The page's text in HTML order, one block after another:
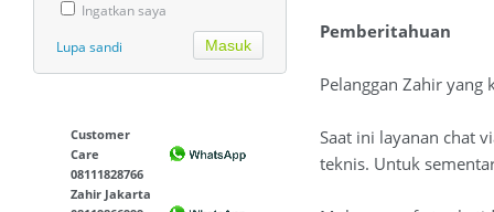
Ingatkan saya
Lupa sandi
Customer
Care
08111828766
Zahir Jakarta
Pemberitahuan
Pelanggan Zahir yang
Saat ini layanan chat
teknis. Untuk